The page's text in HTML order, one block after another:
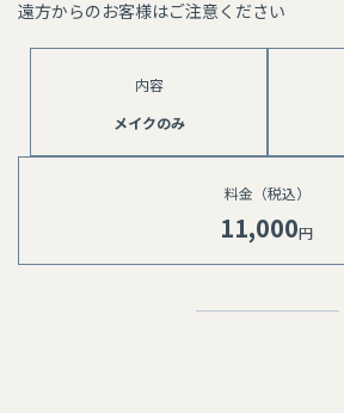
遠方からのお客様はご注意ください
内容​​​​​
メイクのみ
料金（税込）
11,000円 ⁡